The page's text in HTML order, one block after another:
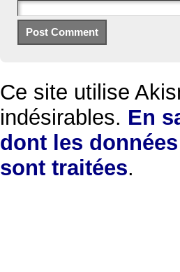
Ce site utilise
indésirables. En
dont les
sont traitées.